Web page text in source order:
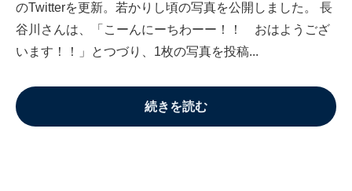
のTwitterを更新。若かりし頃の写真を公開しました。 長
谷川さんは、「こーんにーちわーー！！ おはようござ
います！！」とつづり、1枚の写真を投稿...
続きを読む